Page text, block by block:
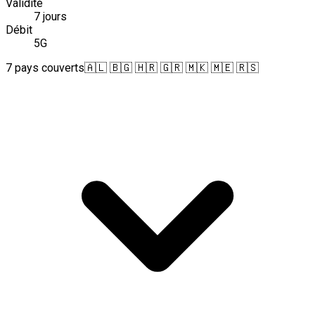
Validité
7 jours
Débit
5G
7 pays couverts🇦🇱 🇧🇬 🇭🇷 🇬🇷 🇲🇰 🇲🇪 🇷🇸